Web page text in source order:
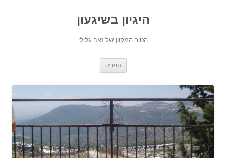
היגיון בשיגעון
הטור המקוון של זאב גלילי
תפריט